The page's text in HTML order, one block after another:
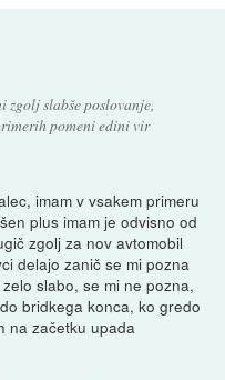
zgolj slabše poslovanje,
pomeni edini vir
imam v vsakem primeru
plus imam je odvisno od
zgolj za nov avtomobil
delajo zanič se mi pozna
slabo, se mi ne pozna,
bridkega konca, ko gredo
na začetku upada